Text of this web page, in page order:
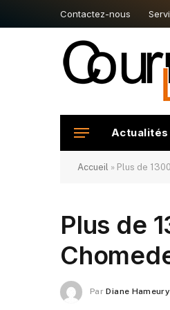
Contactez-nous
Actualités
Accueil » Plus de
Plus de
Par Diane Hameury